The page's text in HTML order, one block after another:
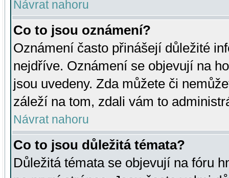
Návrat nahoru
Co to jsou oznámení?
Oznámení často přinášejí důležité
nejdříve. Oznámení se objevují na
jsou uvedeny. Zda můžete či
záleží na tom, zdali vám to
Návrat nahoru
Co to jsou důležitá témata?
Důležitá témata se objevují na fóru